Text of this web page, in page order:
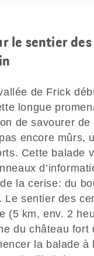
le sentier
de Frick
longue
de savourer
encore mûrs,
Cette balade
la cerise: du
Le sentier des
(5 km, env. 2
du château fort
la balade